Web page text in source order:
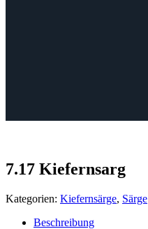
7.17 Kiefernsarg
Kategorien: Kiefernsärge, Särge
Beschreibung